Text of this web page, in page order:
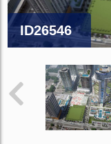
ID26546